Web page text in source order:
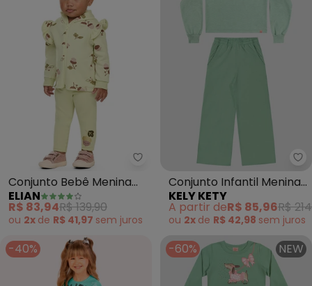
Elian - Conjunto Bebê Menina
Conjunto Bebê Menina
Brilho com Capuz
(Verde)
ELIAN
R$ 83,94R$ 139,90
ou 2x de R$ 41,97 sem juros
Conjunto Infantil Menina
Blusão e Calça Pantalona
(Verde)
KELY KETY
A partir deR$ 85,96R$
ou 2x de R$ 42,98 sem juros
-40% -60% NEW